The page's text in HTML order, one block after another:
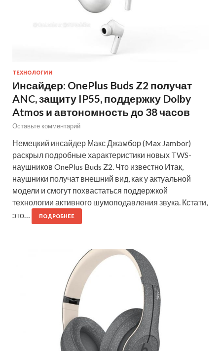
ТЕХНОЛОГИИ
Инсайдер: OnePlus Buds Z2 получат
ANC, защиту IP55, поддержку Dolby
Atmos и автономность до 38 часов
Оставьте комментарий
Немецкий инсайдер Макс Джамбор (Max Jambor)
раскрыл подробные характеристики новых TWS-
наушников OnePlus Buds Z2. Что известно Итак,
наушники получат внешний вид, как у актуальной
модели и смогут похвастаться поддержкой
технологии активного шумоподавления звука. Кстати,
это…
ПОДРОБНЕЕ